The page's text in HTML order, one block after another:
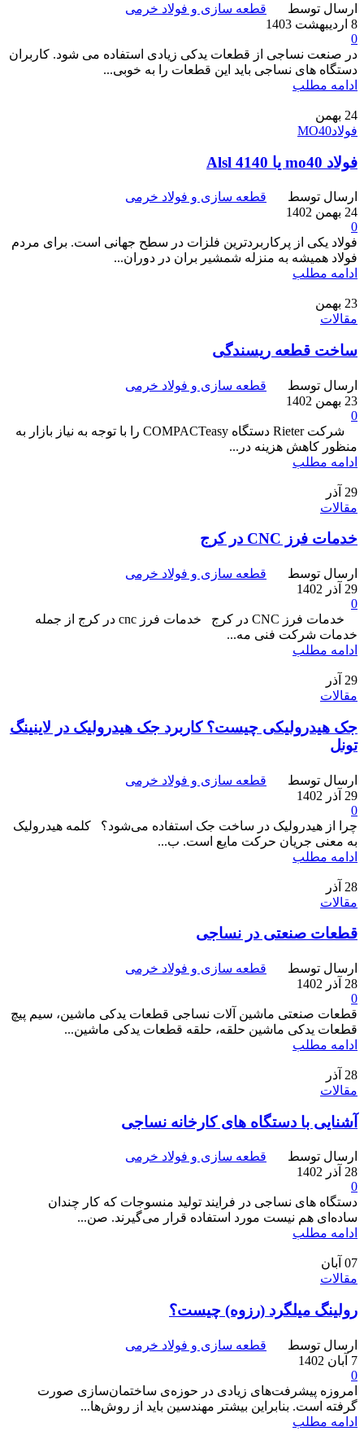
ارسال توسط
قطعه سازی و فولاد خرمی
8 اردیبهشت 1403
0
در صنعت نساجی از قطعات یدکی زیادی استفاده می شود. کاربران
دستگاه های نساجی باید این قطعات را به خوبی...
ادامه مطلب
24 بهمن
فولادMO40
فولاد mo40 یا 4140 Alsl
ارسال توسط
قطعه سازی و فولاد خرمی
24 بهمن 1402
0
فولاد یکی از پرکاربردترین فلزات در سطح جهانی است. برای مردم
فولاد همیشه به منزله شمشیر بران در دوران...
ادامه مطلب
23 بهمن
مقالات
ساخت قطعه ریسندگی
ارسال توسط
قطعه سازی و فولاد خرمی
23 بهمن 1402
0
شرکت Rieter دستگاه COMPACTeasy را با توجه به نیاز بازار به
منظور کاهش هزینه در...
ادامه مطلب
29 آذر
مقالات
خدمات فرز CNC در کرج
ارسال توسط
قطعه سازی و فولاد خرمی
29 آذر 1402
0
خدمات فرز CNC در کرج خدمات فرز cnc در کرج از جمله
خدمات شرکت فنی مه...
ادامه مطلب
29 آذر
مقالات
جک هیدرولیکی چیست؟ کاربرد جک هیدرولیک در لاینینگ
تونل
ارسال توسط
قطعه سازی و فولاد خرمی
29 آذر 1402
0
چرا از هیدرولیک در ساخت جک استفاده می‌شود؟ کلمه هیدرولیک
به معنی جریان حرکت مایع است. ب...
ادامه مطلب
28 آذر
مقالات
قطعات صنعتی در نساجی
ارسال توسط
قطعه سازی و فولاد خرمی
28 آذر 1402
0
قطعات صنعتی ماشین آلات نساجی قطعات یدکی ماشین، سیم پیچ
قطعات یدکی ماشین حلقه، حلقه قطعات یدکی ماشین...
ادامه مطلب
28 آذر
مقالات
آشنایی با دستگاه های کارخانه نساجی
ارسال توسط
قطعه سازی و فولاد خرمی
28 آذر 1402
0
دستگاه های نساجی در فرایند تولید منسوجات که کار چندان
ساده‌ای هم نیست مورد استفاده قرار می‌گیرند. صن...
ادامه مطلب
07 آبان
مقالات
رولینگ میلگرد (رزوه) چیست؟
ارسال توسط
قطعه سازی و فولاد خرمی
7 آبان 1402
0
امروزه پیشرفت‌های زیادی در حوزه‌ی ساختمان‌سازی صورت
گرفته است. بنابراین بیشتر مهندسین باید از روش‌ها...
ادامه مطلب